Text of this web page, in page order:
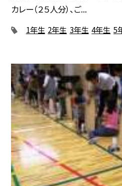
カレー（２５人分）、ご...
1年生 2年生 3年生 4年生 5